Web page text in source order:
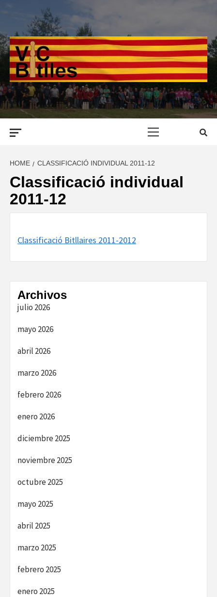
HOME CLASSIFICACIÓ INDIVIDUAL 2011-12
Classificació individual
2011-12
Classificació Bitllaires 2011-2012
Archivos
julio 2026
mayo 2026
abril 2026
marzo 2026
febrero 2026
enero 2026
diciembre 2025
noviembre 2025
octubre 2025
mayo 2025
abril 2025
marzo 2025
febrero 2025
enero 2025